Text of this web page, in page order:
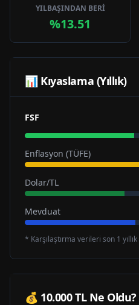
YILBAŞINDAN BERİ
%13.51
📊 Kıyaslama (Yıllık)
FSF
Enflasyon (TÜFE)
Dolar/TL
Mevduat
* Karşılaştırma verileri son 1
💰 10.000 TL Ne Oldu?